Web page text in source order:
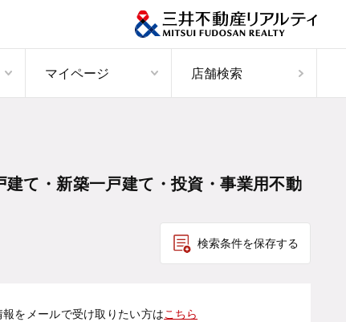
マイページ 店舗検索
て・新築一戸建て・投資・事業用不動
検索条件を保存する
報をメールで受け取りたい方はこちら